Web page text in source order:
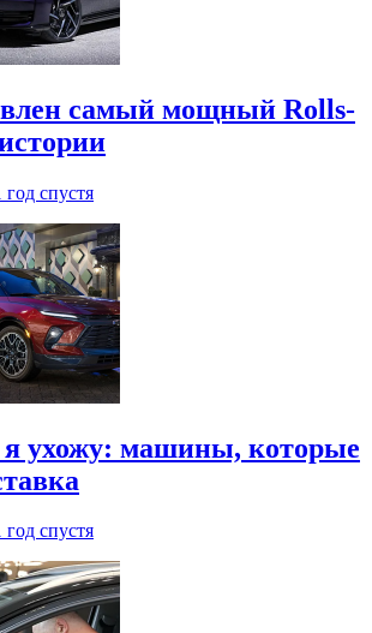
самый мощный Rolls-
год спустя
я ухожу: машины, которые
год спустя